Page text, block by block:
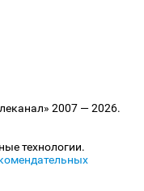
2007 — 2026.
технологии.